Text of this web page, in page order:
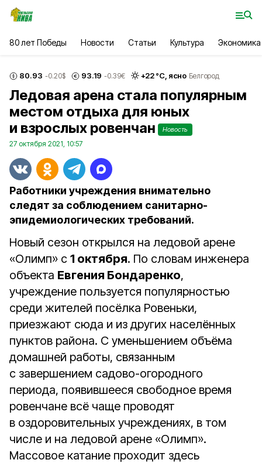
80 лет Победы Новости Статьи Культура Экономика
80.93 -0.20$ 93.19 -0.39€ +22°С, ясно Белгород
Ледовая арена стала популярным
местом отдыха для юных
и взрослых ровенчан
Новость
27 октября 2021, 10:57
Работники учреждения внимательно
следят за соблюдением санитарно-
эпидемиологических требований.
Новый сезон открылся на ледовой арене
«Олимп» с 1 октября. По словам инженера
объекта Евгения Бондаренко,
учреждение пользуется популярностью
среди жителей посёлка Ровеньки,
приезжают сюда и из других населённых
пунктов района. С уменьшением объёма
домашней работы, связанным
с завершением садово-огородного
периода, появившееся свободное время
ровенчане всё чаще проводят
в оздоровительных учреждениях, в том
числе и на ледовой арене «Олимп».
Массовое катание проходит здесь